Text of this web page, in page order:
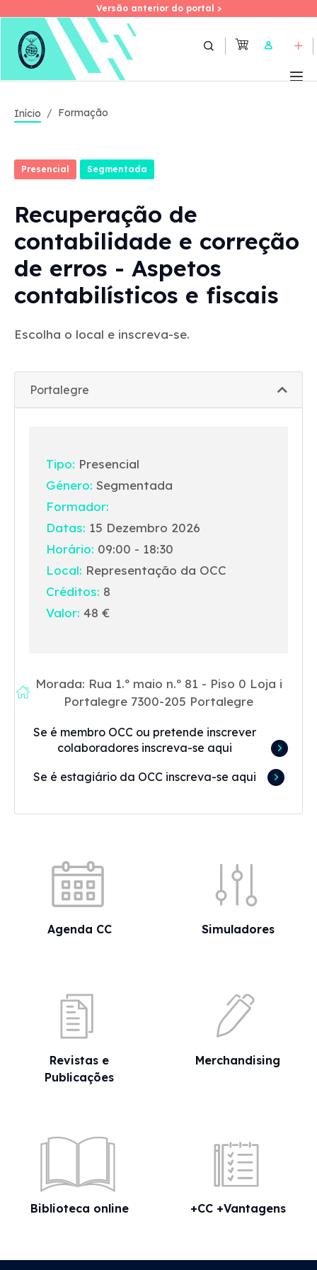
Skip
Versão anterior do portal >
Versão anterior do portal >
User
Início Formação
Presencial Segmentada
Recuperação de
contabilidade e correção
de erros - Aspetos
contabilísticos e fiscais
Escolha o local e inscreva-se.
Portalegre
Tipo: Presencial
Género: Segmentada
Formador:
Datas: 15 Dezembro 2026
Horário: 09:00 - 18:30
Local: Representação da OCC
Créditos: 8
Valor: 48 €
Morada: Rua 1.º maio n.º 81 - Piso 0 Loja i
Portalegre 7300-205 Portalegre
Se é membro OCC ou pretende inscrever
colaboradores inscreva-se aqui
Se é estagiário da OCC inscreva-se aqui
Agenda CC Simuladores
Revistas e
Publicações
Merchandising
Biblioteca online +CC +Vantagens